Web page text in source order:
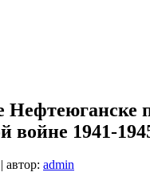
войне 1941-
| автор: admin